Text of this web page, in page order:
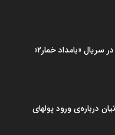
سریال «بامداد خمار۲»
درباره‌ی ورود پولهای